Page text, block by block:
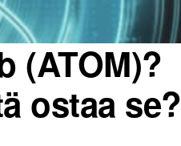
(ATOM)?
ostaa se?